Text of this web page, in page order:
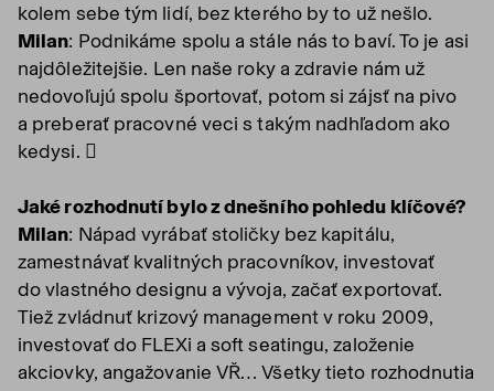
kolem sebe tým lidí, bez kterého by to už nešlo.
Milan: Podnikáme spolu a stále nás to baví. To je asi
najdôležitejšie. Len naše roky a zdravie nám už
nedovoľujú spolu športovať, potom si zájsť na pivo
a preberať pracovné veci s takým nadhľadom ako
kedysi. 
Jaké rozhodnutí bylo z dnešního pohledu klíčové?
Milan: Nápad vyrábať stoličky bez kapitálu,
zamestnávať kvalitných pracovníkov, investovať
do vlastného designu a vývoja, začať exportovať.
Tiež zvládnuť krizový management v roku 2009,
investovať do FLEXi a soft seatingu, založenie
akciovky, angažovanie VŘ… Všetky tieto rozhodnutia